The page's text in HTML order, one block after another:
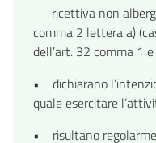
- ricettiva non
comma 2 lettera a)
dell’art. 32 comma 1
• dichiarano
quale esercitare
• risultano